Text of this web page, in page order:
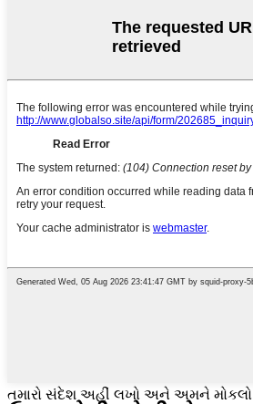
તમારો સંદેશ અહીં લખો અને અમને મોકલો